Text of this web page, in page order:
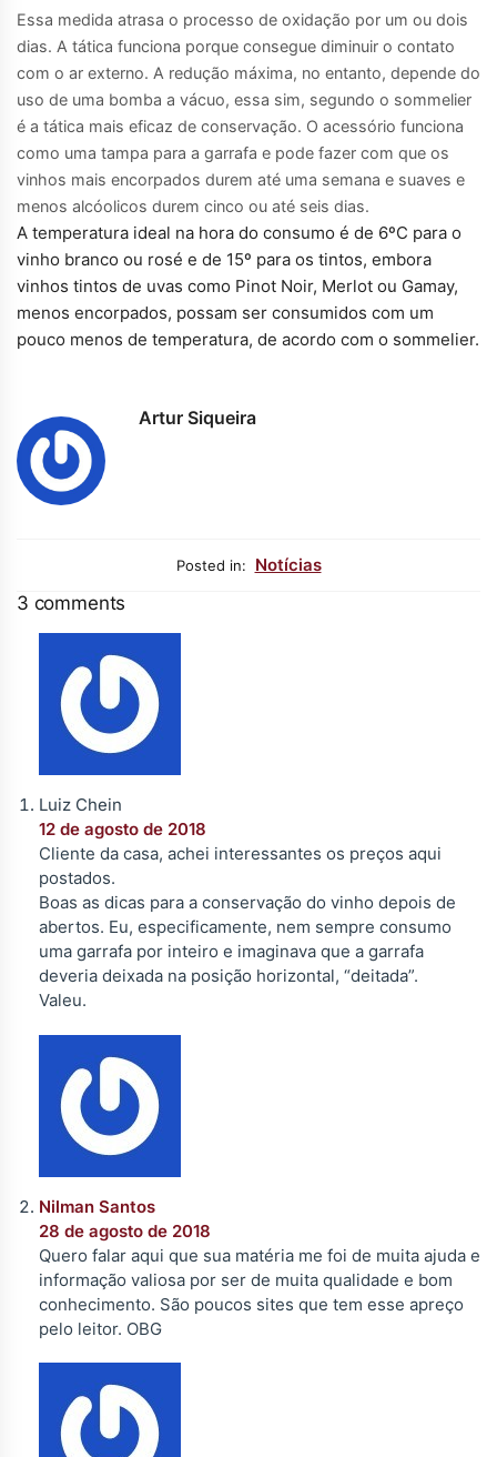
Essa medida atrasa o processo de oxidação por um ou dois
dias. A tática funciona porque consegue diminuir o contato
com o ar externo. A redução máxima, no entanto, depende do
uso de uma bomba a vácuo, essa sim, segundo o sommelier
é a tática mais eficaz de conservação. O acessório funciona
como uma tampa para a garrafa e pode fazer com que os
vinhos mais encorpados durem até uma semana e suaves e
menos alcóolicos durem cinco ou até seis dias.
A temperatura ideal na hora do consumo é de 6ºC para o
vinho branco ou rosé e de 15º para os tintos, embora
vinhos tintos de uvas como Pinot Noir, Merlot ou Gamay,
menos encorpados, possam ser consumidos com um
pouco menos de temperatura, de acordo com o sommelier.
Artur Siqueira
Posted in: Notícias
3 comments
Luiz Chein
12 de agosto de 2018
Cliente da casa, achei interessantes os preços aqui
postados.
Boas as dicas para a conservação do vinho depois de
abertos. Eu, especificamente, nem sempre consumo
uma garrafa por inteiro e imaginava que a garrafa
deveria deixada na posição horizontal, “deitada”.
Valeu.
Nilman Santos
28 de agosto de 2018
Quero falar aqui que sua matéria me foi de muita ajuda e
informação valiosa por ser de muita qualidade e bom
conhecimento. São poucos sites que tem esse apreço
pelo leitor. OBG